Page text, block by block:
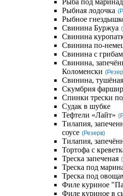
Рыба под
Рыбная лодочка
Рыбное
Свинина Буржуа
Свинина
Свинина по-
Свинина с
Свинина,
Коломенски
Свинина,
Скумбрия
Спинки трески
Судак в шубке
Тефтели «Лайт»
Тилапия,
соусе (Резерв)
Тилапия,
Тортофа с
Треска запеченая
Треска под
Треска под
Филе куриное
Филе куриное в